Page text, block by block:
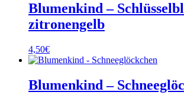
Blumenkind –
zitronengelb
4,50€
Blumenkind –